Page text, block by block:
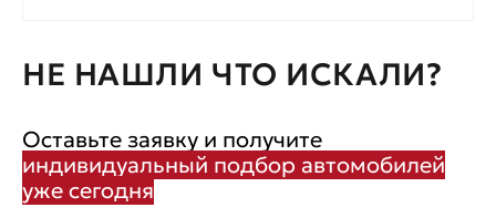
НЕ НАШЛИ ЧТО ИСКАЛИ?
Оставьте заявку и получите
индивидуальный подбор автомобилей
уже сегодня